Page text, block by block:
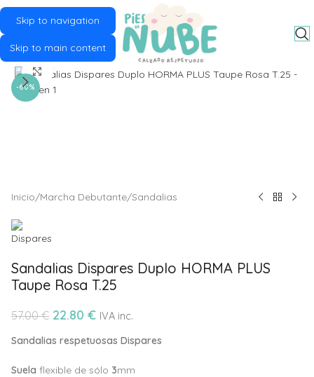
Skip to navigation
Skip to main content
-60%
Click to enlarge
Inicio/Marcha Debutante/Sandalias
Sandalias Dispares Duplo HORMA PLUS
Taupe Rosa T.25
57.00€ 22.80 € IVA inc.
Sandalias respetuosas Dispares
Suela flexible de sólo 3mm